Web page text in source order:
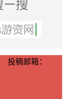
投稿邮箱：